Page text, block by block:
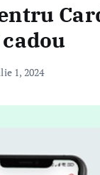
1, 2024